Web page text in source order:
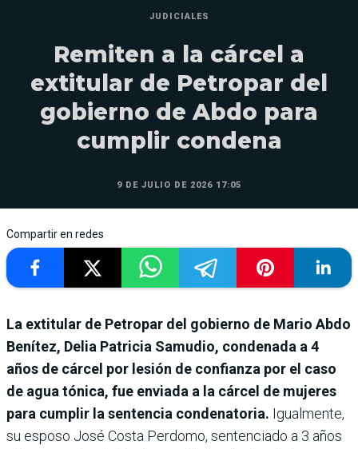
JUDICIALES
Remiten a la cárcel a
extitular de Petropar del
gobierno de Abdo para
cumplir condena
9 DE JULIO DE 2026 17:05
Compartir en redes
La extitular de Petropar del gobierno de Mario Abdo
Benítez, Delia Patricia Samudio, condenada a 4
años de cárcel por lesión de confianza por el caso
de agua tónica, fue enviada a la cárcel de mujeres
para cumplir la sentencia condenatoria. Igualmente,
su esposo José Costa Perdomo, sentenciado a 3 años